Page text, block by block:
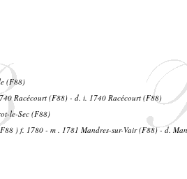
(F88)
Racécourt (F88) - d. i. 1740 Racécourt (F88)
le-Sec (F88)
) f. 1780 - m . 1781 Mandres-sur-Vair (F88) - d.